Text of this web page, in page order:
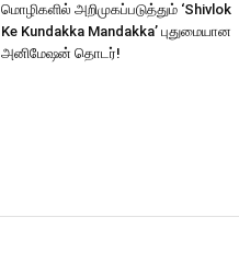
மொழிகளில் அறிமுகப்படுத்தும் ‘Shivlok
Ke Kundakka Mandakka’ புதுமையான
அனிமேஷன் தொடர்!